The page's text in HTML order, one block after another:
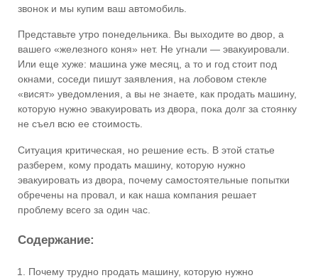
звонок и мы купим ваш автомобиль.
Представьте утро понедельника. Вы выходите во двор, а
вашего «железного коня» нет. Не угнали — эвакуировали.
Или еще хуже: машина уже месяц, а то и год стоит под
окнами, соседи пишут заявления, на лобовом стекле
«висят» уведомления, а вы не знаете, как продать машину,
которую нужно эвакуировать из двора, пока долг за стоянку
не съел всю ее стоимость.
Ситуация критическая, но решение есть. В этой статье
разберем, кому продать машину, которую нужно
эвакуировать из двора, почему самостоятельные попытки
обречены на провал, и как наша компания решает
проблему всего за один час.
Содержание:
Почему трудно продать машину, которую нужно